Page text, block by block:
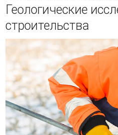
Геологические
строительства